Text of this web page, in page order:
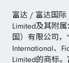
富达 / 富达国际
Limited及其附
国）有限公司，
International、
Limited的商标